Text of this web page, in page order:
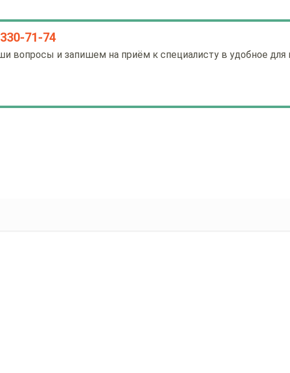
71-74
вопросы и запишем на приём к специалисту в удобное для